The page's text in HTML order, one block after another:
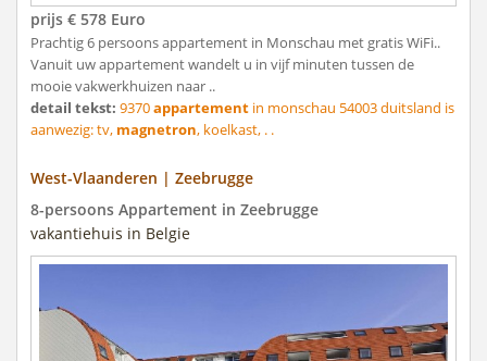
prijs € 578 Euro
Prachtig 6 persoons appartement in Monschau met gratis WiFi..
Vanuit uw appartement wandelt u in vijf minuten tussen de
mooie vakwerkhuizen naar ..
detail tekst: 9370appartement in monschau 54003 duitsland is
aanwezig: tv, magnetron, koelkast, . .
West-Vlaanderen | Zeebrugge
8-persoons Appartement in Zeebrugge
vakantiehuis in Belgie